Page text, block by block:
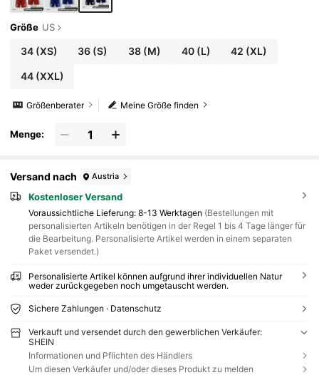
Größe US
34(XS) 36 (S) 38(M) 40(L) 42 (XL)
44(XXL)
Meine Größe finden
Größenberater
Menge:
Versand nach Austria
Kostenloser Versand
Voraussichtliche Lieferung: 8-13 Werktagen (Bestellungen mit
personalisierten Artikeln benötigen in der Regel 1 bis 4 Tage länger für
die Bearbeitung. Personalisierte Artikel werden in einem separaten
Paket versendet.)
Personalisierte Artikel können aufgrund ihrer individuellen Natur
weder zurückgegeben noch umgetauscht werden.
Sichere Zahlungen · Datenschutz
Verkauft und versendet durch den gewerblichen Verkäufer:
SHEIN
Informationen und Pflichten des Händlers
Um diesen Verkäufer und/oder dieses Produkt zu melden